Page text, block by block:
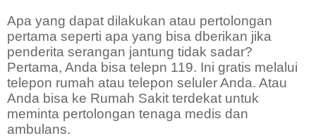
Apa yang dapat dilakukan atau pertolongan
pertama seperti apa yang bisa dberikan jika
penderita serangan jantung tidak sadar?
Pertama, Anda bisa telepn 119. Ini gratis melalui
telepon rumah atau telepon seluler Anda. Atau
Anda bisa ke Rumah Sakit terdekat untuk
meminta pertolongan tenaga medis dan
ambulans.